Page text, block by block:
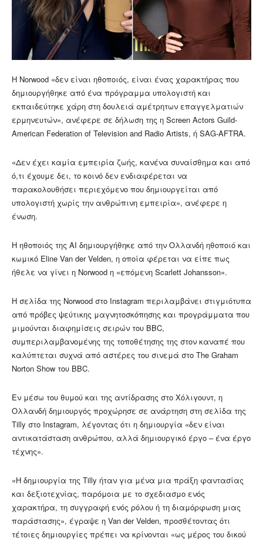
Η Norwood «δεν είναι ηθοποιός, είναι ένας χαρακτήρας που
δημιουργήθηκε από ένα πρόγραμμα υπολογιστή και
εκπαιδεύτηκε χάρη στη δουλειά αμέτρητων επαγγελματιών
ερμηνευτών», ανέφερε σε δήλωση της η Screen Actors Guild-
American Federation of Television and Radio Artists, ή SAG-AFTRA.
«Δεν έχει καμία εμπειρία ζωής, κανένα συναίσθημα και από
ό,τι έχουμε δει, το κοινό δεν ενδιαφέρεται να
παρακολουθήσει περιεχόμενο που δημιουργείται από
υπολογιστή χωρίς την ανθρώπινη εμπειρία», ανέφερε η
ένωση.
Η ηθοποιός της AI δημιουργήθηκε από την Ολλανδή ηθοποιό και
κωμικό Eline Van der Velden, η οποία φέρεται να είπε πως
ήθελε να γίνει η Norwood η «επόμενη Scarlett Johansson».
Η σελίδα της Norwood στο Instagram περιλαμβάνει στιγμιότυπα
από πρόβες ψεύτικης μαγνητοσκόπησης και προγράμματα που
μιμούνται διαφημίσεις σειρών του BBC,
συμπεριλαμβανομένης της τοποθέτησης της στον καναπέ που
καλύπτεται συχνά από αστέρες του σινεμά στο The Graham
Norton Show του BBC.
Εν μέσω του θυμού και της αντίδρασης στο Χόλιγουντ, η
Ολλανδή δημιουργός προχώρησε σε ανάρτηση στη σελίδα της
Tilly στο Instagram, λέγοντας ότι η δημιουργία «δεν είναι
αντικατάσταση ανθρώπου, αλλά δημιουργικό έργο – ένα έργο
τέχνης».
«Η δημιουργία της Tilly ήταν για μένα μια πράξη φαντασίας
και δεξιοτεχνίας, παρόμοια με το σχεδιασμο ενός
χαρακτήρα, τη συγγραφή ενός ρόλου ή τη διαμόρφωση μιας
παράστασης», έγραψε η Van der Velden, προσθέτοντας ότι
τέτοιες δημιουργίες πρέπει να κρίνονται «ως μέρος του δικού